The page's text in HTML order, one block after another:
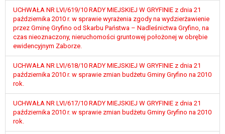
UCHWAŁA NR LVI/619/10 RADY MIEJSKIEJ W GRYFINIE z dnia 21
października 2010 r. w sprawie wyrażenia zgody na wydzierżawienie
przez Gminę Gryfino od Skarbu Państwa – Nadleśnictwa Gryfino, na
czas nieoznaczony, nieruchomości gruntowej położonej w obrębie
ewidencyjnym Zaborze.
UCHWAŁA NR LVI/618/10 RADY MIEJSKIEJ W GRYFINIE z dnia 21
października 2010 r. w sprawie zmian budżetu Gminy Gryfino na 2010
rok.
UCHWAŁA NR LVI/617/10 RADY MIEJSKIEJ W GRYFINIE z dnia 21
października 2010 r. w sprawie zmian budżetu Gminy Gryfino na 2010
rok.
wynikających z prawnie
uzasadnionych interesów
realizowanych przez administratora
lub przez stronę trzecią.
Z przyczyn związanych z Pani/Pana
szczególną sytuacją. W razie wniesienia
sprzeciwu, administrator nie może już
że wykaże on istnienie ważnych prawnie
uzasadnionych podstaw do przetwarzania,
nadrzędnych wobec interesów, praw i